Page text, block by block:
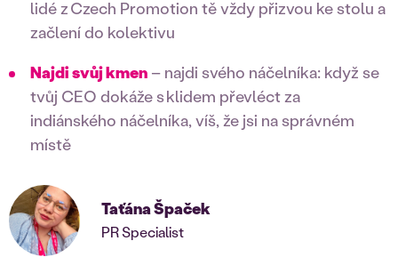
lidé z Czech Promotion tě vždy přizvou ke stolu a
začlení do kolektivu
Najdi svůj kmen – najdi svého náčelníka: když se
tvůj CEO dokáže s klidem převléct za
indiánského náčelníka, víš, že jsi na správném
místě
Taťána Špaček
PR Specialist